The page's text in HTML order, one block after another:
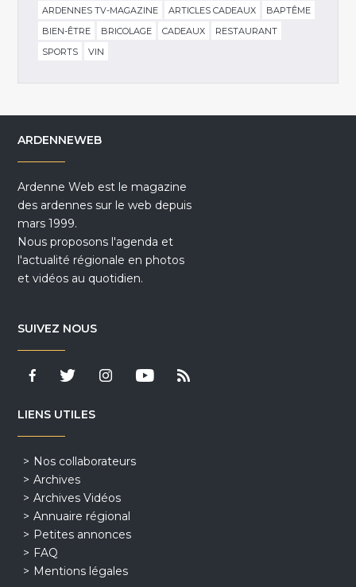
ARDENNES TV-MAGAZINE
ARTICLES CADEAUX
BAPTÊME
BIEN-ÊTRE
BRICOLAGE CADEAUX
RESTAURANT
SPORTS
VIN
ARDENNEWEB
Ardenne Web est le magazine
des ardennes sur le web depuis
mars 1999.
Nous proposons l'agenda et
l'actualité régionale en photos
et vidéos au quotidien.
SUIVEZ NOUS
LIENS UTILES
Nos collaborateurs
Archives
Archives Vidéos
Annuaire régional
Petites annonces
FAQ
Mentions légales